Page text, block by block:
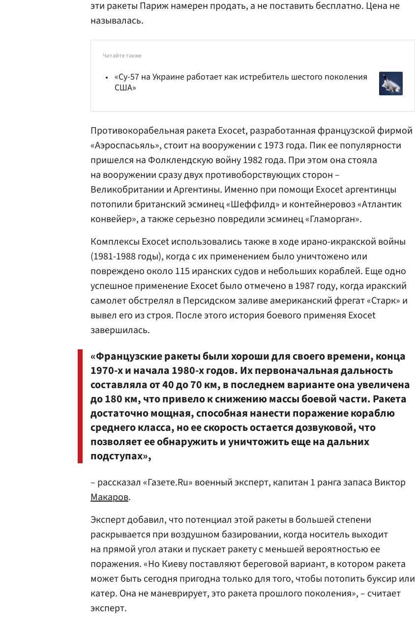
эти ракеты Париж намерен продать, а не поставить бесплатно. Цена не
называлась.
Читайте также
«Су-57 на Украине работает как истребитель шестого поколения
США»
Противокорабельная ракета Exocet, разработанная французской фирмой
«Аэроспасьяль», стоит на вооружении с 1973 года. Пик ее популярности
пришелся на Фолклендскую войну 1982 года. При этом она стояла
на вооружении сразу двух противоборствующих сторон –
Великобритании и Аргентины. Именно при помощи Exocet аргентинцы
потопили британский эсминец «Шеффилд» и контейнеровоз «Атлантик
конвейер», а также серьезно повредили эсминец «Гламорган».
Комплексы Exocet использовались также в ходе ирано-икракской войны
(1981-1988 годы), когда с их применением было уничтожено или
повреждено около 115 иранских судов и небольших кораблей. Еще одно
успешное применение Exocet было отмечено в 1987 году, когда иракский
самолет обстрелял в Персидском заливе американский фрегат «Старк» и
вывел его из строя. После этого история боевого применяя Exocet
завершилась.
«Французские ракеты были хороши для своего времени, конца
1970-х и начала 1980-х годов. Их первоначальная дальность
составляла от 40 до 70 км, в последнем варианте она увеличена
до 180 км, что привело к снижению массы боевой части. Ракета
достаточно мощная, способная нанести поражение кораблю
среднего класса, но ее скорость остается дозвуковой, что
позволяет ее обнаружить и уничтожить еще на дальних
подступах»,
– рассказал «Газете.Ru» военный эксперт, капитан 1 ранга запаса Виктор
Макаров.
Эксперт добавил, что потенциал этой ракеты в большей степени
раскрывается при воздушном базировании, когда носитель выходит
на прямой угол атаки и пускает ракету с меньшей вероятностью ее
поражения. «Но Киеву поставляют береговой вариант, в котором ракета
может быть сегодня пригодна только для того, чтобы потопить буксир или
катер. Она не маневрирует, это ракета прошлого поколения», – считает
эксперт.